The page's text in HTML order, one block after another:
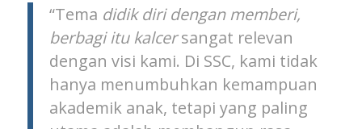
“Tema didik diri dengan memberi,
berbagi itu kalcersangat relevan
dengan visi kami. Di SSC, kami tidak
hanya menumbuhkan kemampuan
akademik anak, tetapi yang paling